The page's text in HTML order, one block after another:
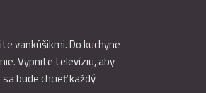
vankúšikmi. Do kuchyne
Vypnite televíziu, aby
bude chcieť každý